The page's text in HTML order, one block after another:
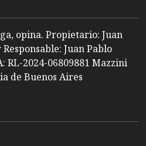
opina. Propietario: Juan
Juan Pablo
RL-2024-06809881 Mazzini
de Buenos Aires